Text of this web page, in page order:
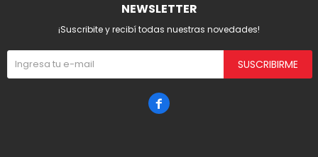
NEWSLETTER
¡Suscribite y recibí todas nuestras novedades!
SUSCRIBIRME
